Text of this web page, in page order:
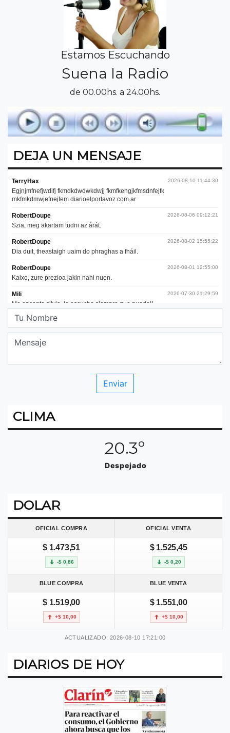
Estamos Escuchando
Suena la Radio
de 00.00hs. a 24.00hs.
DEJA UN MENSAJE
CLIMA
20.3º
Despejado
DOLAR
OFICIAL COMPRA OFICIAL VENTA
$ 1.473,51
-$ 0,86
$ 1.525,45
-$ 0,20
BLUE COMPRA BLUE VENTA
$ 1.519,00
+$ 10,00
$ 1.551,00
+$ 10,00
ACTUALIZADO: 2026-08-10 17:21:00
DIARIOS DE HOY